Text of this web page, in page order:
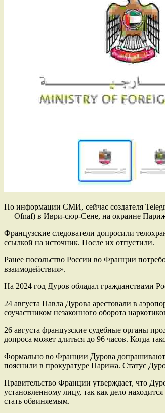
По информации СМИ, сейчас создателя
— Ofnaf) в Иври-сюр-Сене, на окраине
Французские следователи допросили
ссылкой на источник. После их отпустили.
Ранее посольство России во Франции
взаимодействия».
На 2024 год Дуров обладал гражданствами
24 августа Павла Дурова арестовали в
соучастником незаконного оборота
26 августа французские судебные органы
допроса может длиться до 96 часов. Когда
Формально во Франции Дурова допрашивают
пояснили в прокуратуре Парижа. Статус
Правительство Франции утверждает, что
установленному лицу, так как дело
стать обвиняемым.